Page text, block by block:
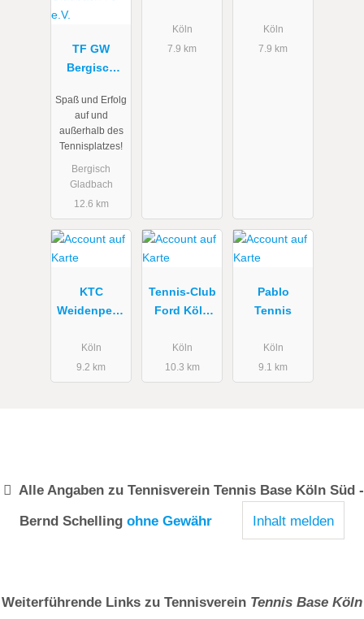
TF GW
Bergisch
e.V.
Spaß und Erfolg
auf und
außerhalb des
Tennisplatzes!
Bergisch
Gladbach
12.6 km
Professional
Tennis
Köln
7.9 km
Tennissport
"Schwarz-
Köln
7.9 km
KTC
Weidenpesc
Köln
9.2 km
Tennis-Club
Ford Köln
Köln
10.3 km
Pablo
Tennis
Köln
9.1 km
Alle Angaben zu Tennisverein Tennis Base Köln Süd -
Bernd Schelling ohne Gewähr Inhalt melden
Weiterführende Links zu Tennisverein Tennis Base Köln